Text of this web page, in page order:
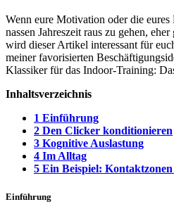
Wenn eure Motivation oder die
nassen Jahreszeit raus zu gehen,
wird dieser Artikel interessant für
meiner favorisierten
Klassiker für das Indoor-Training:
Inhaltsverzeichnis
1 Einführung
2 Den Clicker konditionieren
3 Kognitive Auslastung
4 Im Alltag
5 Ein Beispiel:
Einführung